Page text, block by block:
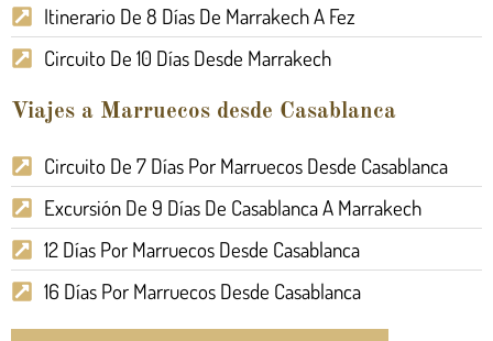
Itinerario De 8 Días De Marrakech A Fez
Circuito De 10 Días Desde Marrakech
Viajes a Marruecos desde Casablanca
Circuito De 7 Días Por Marruecos Desde Casablanca
Excursión De 9 Días De Casablanca A Marrakech
12 Días Por Marruecos Desde Casablanca
16 Días Por Marruecos Desde Casablanca